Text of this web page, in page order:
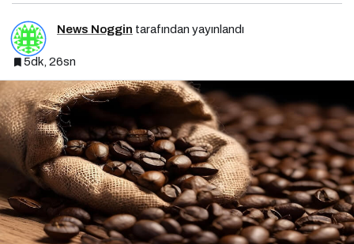
News Noggin tarafından yayınlandı
5dk, 26sn